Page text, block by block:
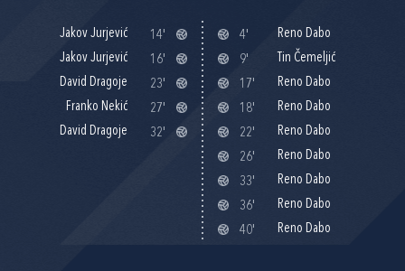
Jakov Jurjević
14'
Jakov Jurjević
16'
David Dragoje
23'
Franko Nekić
27'
David Dragoje
32'
4'
Reno Dabo
9'
Tin Čemeljić
17'
Reno Dabo
18'
Reno Dabo
22'
Reno Dabo
26'
Reno Dabo
33'
Reno Dabo
36'
Reno Dabo
40'
Reno Dabo